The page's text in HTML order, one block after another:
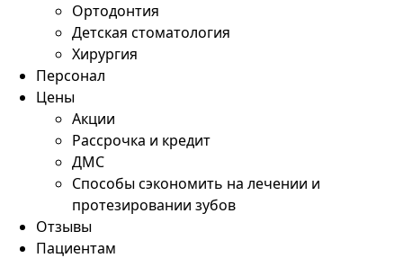
Ортодонтия
Детская стоматология
Хирургия
Персонал
Цены
Акции
Рассрочка и кредит
ДМС
Способы сэкономить на лечении и
протезировании зубов
Отзывы
Пациентам